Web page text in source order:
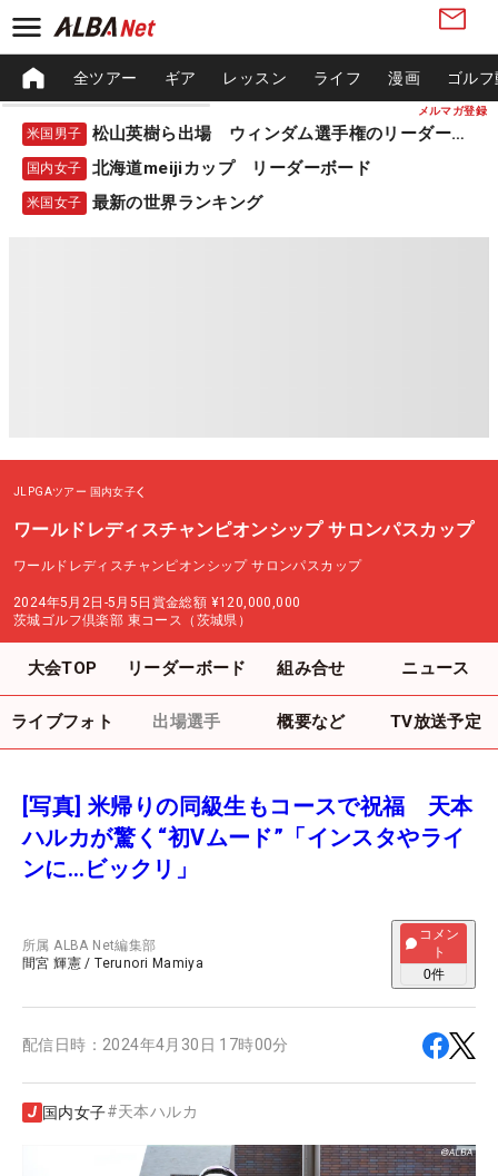
メルマガ登録
全ツアー ギア レッスン ライフ 漫画 ゴル
米国男子 松山英樹ら出場 ウィンダム選手権のリーダーボード
国内女子 北海道meijiカップ リーダーボード
米国女子 最新の世界ランキング
JLPGAツアー 国内女子
ワールドレディスチャンピオンシップ サロンパスカップ
ワールドレディスチャンピオンシップ サロンパスカップ
2024年5月2日-5月5日 賞金総額 ¥120,000,000
茨城ゴルフ倶楽部 東コース（茨城県）
大会TOP リーダーボード 組み合せ ニュース
ライブフォト 出場選手 概要など TV放送予定
[写真] 米帰りの同級生もコースで祝福 天本
ハルカが驚く“初Vムード”「インスタやライ
ンに…ビックリ」
所属ALBA Net編集部
間宮 輝憲 /Terunori Mamiya
コメン
ト
0件
配信日時： 2024年4月30日 17時00分
国内女子#天本ハルカ